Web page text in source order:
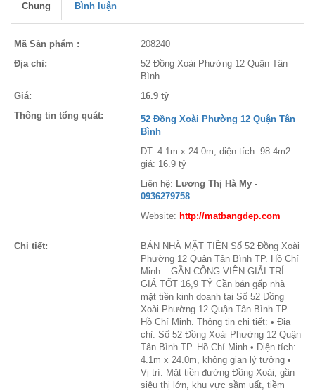
Chung Bình luận
Mã Sản phẩm :
208240
Địa chỉ:
52 Đồng Xoài Phường 12 Quận Tân
Bình
Giá:
16.9 tỷ
Thông tin tổng quát:
52 Đồng Xoài Phường 12 Quận Tân
Bình
DT: 4.1m x 24.0m, diện tích: 98.4m2
giá: 16.9 tỷ
Liên hệ: Lương Thị Hà My -
0936279758
Website: http://matbangdep.com
Chi tiết:
BÁN NHÀ MẶT TIỀN Số 52 Đồng Xoài
Phường 12 Quận Tân Bình TP. Hồ Chí
Minh – GẦN CÔNG VIÊN GIẢI TRÍ –
GIÁ TỐT 16,9 TỶ Cần bán gấp nhà
mặt tiền kinh doanh tại Số 52 Đồng
Xoài Phường 12 Quận Tân Bình TP.
Hồ Chí Minh. Thông tin chi tiết: • Địa
chỉ: Số 52 Đồng Xoài Phường 12 Quận
Tân Bình TP. Hồ Chí Minh • Diện tích:
4.1m x 24.0m, không gian lý tưởng •
Vị trí: Mặt tiền đường Đồng Xoài, gần
siêu thị lớn, khu vực sầm uất, tiềm